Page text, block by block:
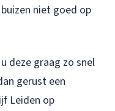
niet goed op
deze graag zo snel
gerust een
Leiden op